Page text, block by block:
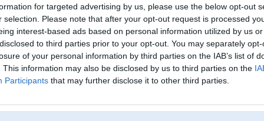
for targeted advertising by us, please use the below opt-out
selection. Please note that after your opt-out request is processed
interest-based ads based on personal information utilized by us
to third parties prior to your opt-out. You may separately
of your personal information by third parties on the IAB’s list of
This information may also be disclosed by us to third parties on the
Participants that may further disclose it to other third parties.
Lietotājvārds:
s8wtf
Ziņojumi forumā:
0
Pēdējie ziņojumi forumā